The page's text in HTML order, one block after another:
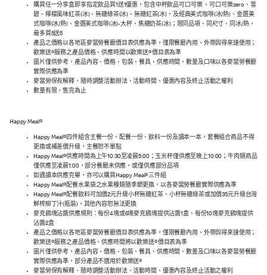
購買任一分享盒即享指定飲品買1送1優惠，包含中杯飲品可口可樂 、可口可樂zero、雪
碧、檸檬風味紅茶(冰)、無糖綠茶(冰)、無糖紅茶(冰)，及經典美式咖啡(冰/熱)、金選美
式咖啡(冰/熱)、金選美式咖啡(冰)-大杯、焦糖奶茶(冰)；限同品項、同尺寸、同冰/熱，
最多買5送5
產品之價格以各地區麥當勞餐廳價目表供應為準，僅限餐廳內用、外帶與得來速使用；
歡樂送®服務之產品價格、供應時間以歡樂送®價目表為準
圖片僅供參考，產品內容、價格、包裝、餐具、供應時間、數量及口味以各麥當勞餐廳
實際供應為準
麥當勞保有解釋、隨時調整活動辦法、活動時間、優惠內容及終止活動之權利
數量有限，售完為止
Happy Meal®
Happy Meal®四件組含主餐一份、配餐一份、飲料一份及讀本一本，套餐組合商品不得
更換或補差價升級，主餐恕不單點
Happy Meal®供應時間為上午10:30至凌晨5:00；玉米杯僅供應至晚上10:00；牛肉類商品
僅供應至凌晨1:00，部分餐廳未供應，或僅供應部分品項
如遇讀本供應完畢，亦可以購買Happy Meal®三件組
Happy Meal®配餐水果袋之水果種類隨季節更換，以各麥當勞餐廳實際供應為準
Happy Meal®配餐飲料可加價2元升級小杯無糖紅茶、小杯無糖綠茶或加價35元升級台灣
鮮榨柳丁汁(瓶裝)，其他內容恕無法更換
麥克鷄塊沾醬供應規則：每份4塊或6塊麥克鷄塊提供沾醬1盒、每份10塊麥克鷄塊提供
沾醬2盒
產品之價格以各地區麥當勞餐廳價目表供應為準，僅限餐廳內用、外帶與得來速使用；
歡樂送®服務之產品價格、供應時間將以歡樂送®價目表為準
圖片僅供參考，產品內容、價格、包裝、餐具、供應時間、數量及口味以各麥當勞餐廳
實際供應為準，部分產品不適用於歡樂送®
麥當勞保有解釋、隨時調整活動辦法、活動時間、優惠內容及終止活動之權利